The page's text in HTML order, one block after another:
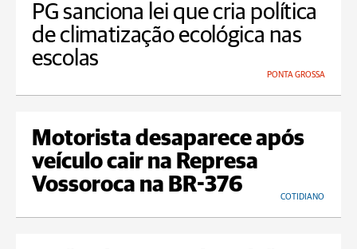
PG sanciona lei que cria política
de climatização ecológica nas
escolas
PONTA GROSSA
Motorista desaparece após
veículo cair na Represa
Vossoroca na BR-376
COTIDIANO